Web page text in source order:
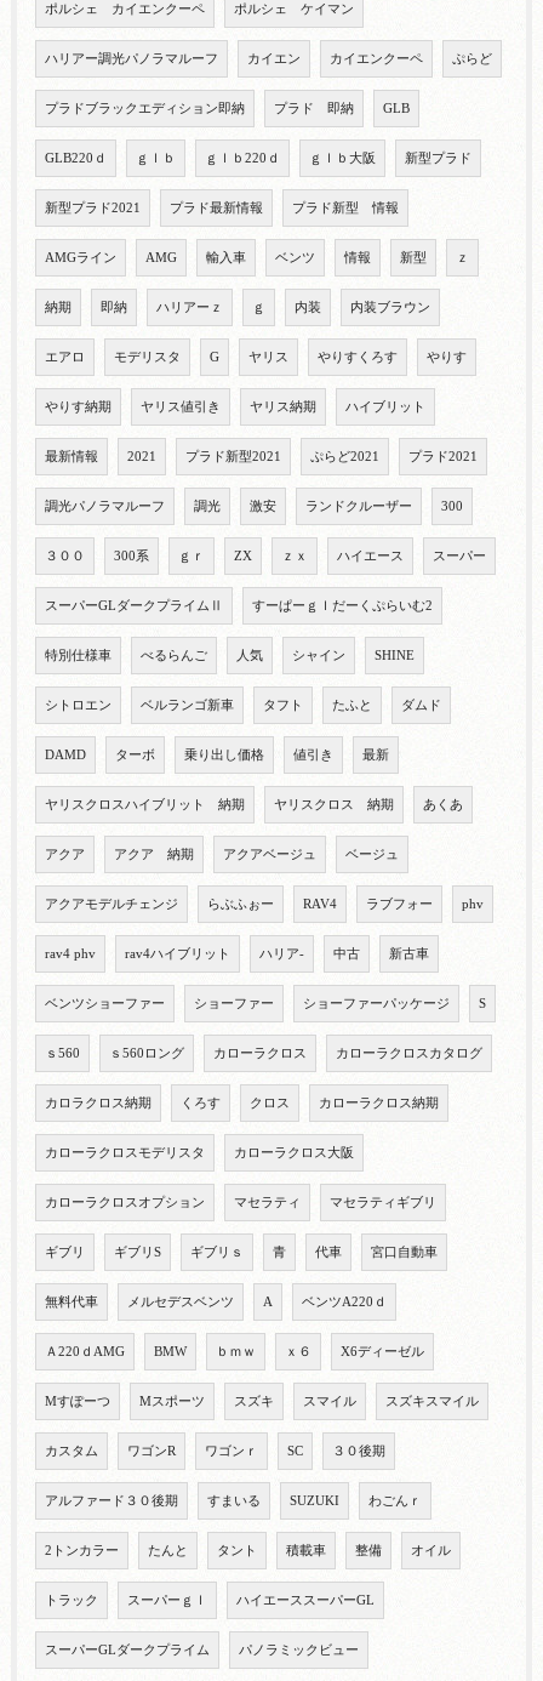
ポルシェ カイエンクーペ ポルシェ ケイマン
ハリアー調光パノラマルーフ カイエン カイエンクーペ ぷらど
プラドブラックエディション即納 プラド 即納 GLB
GLB220ｄ ｇｌｂ ｇｌｂ220ｄ ｇｌｂ大阪 新型プラド
新型プラド2021 プラド最新情報 プラド新型 情報
AMGライン AMG 輸入車 ベンツ 情報 新型 ｚ
納期 即納 ハリアーｚ ｇ 内装 内装ブラウン
エアロ モデリスタ G ヤリス やりすくろす やりす
やりす納期 ヤリス値引き ヤリス納期 ハイブリット
最新情報 2021 プラド新型2021 ぷらど2021 プラド2021
調光パノラマルーフ 調光 激安 ランドクルーザー 300
３００ 300系 ｇｒ ZX ｚｘ ハイエース スーパー
スーパーGLダークプライムⅡ すーぱーｇｌだーくぷらいむ2
特別仕様車 べるらんご 人気 シャイン SHINE
シトロエン ベルランゴ新車 タフト たふと ダムド
DAMD ターボ 乗り出し価格 値引き 最新
ヤリスクロスハイブリット 納期 ヤリスクロス 納期 あくあ
アクア アクア 納期 アクアベージュ ベージュ
アクアモデルチェンジ らぶふぉー RAV4 ラブフォー phv
rav4 phv rav4ハイブリット ハリア- 中古 新古車
ベンツショーファー ショーファー ショーファーパッケージ S
ｓ560 ｓ560ロング カローラクロス カローラクロスカタログ
カロラクロス納期 くろす クロス カローラクロス納期
カローラクロスモデリスタ カローラクロス大阪
カローラクロスオプション マセラティ マセラティギブリ
ギブリ ギブリS ギブリｓ 青 代車 宮口自動車
無料代車 メルセデスベンツ A ベンツA220ｄ
Ａ220ｄAMG BMW ｂｍｗ ｘ６ X6ディーゼル
Mすぽーつ Mスポーツ スズキ スマイル スズキスマイル
カスタム ワゴンR ワゴンｒ SC ３０後期
アルファード３０後期 すまいる SUZUKI わごんｒ
2トンカラー たんと タント 積載車 整備 オイル
トラック スーパーｇｌ ハイエーススーパーGL
スーパーGLダークプライム パノラミックビュー